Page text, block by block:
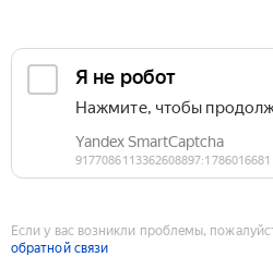
Если у вас возникли проблемы,
обратной связи